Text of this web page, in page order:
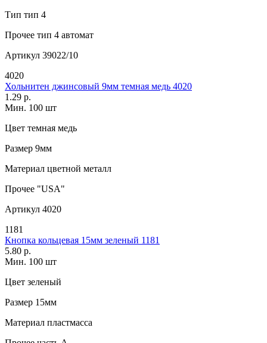
Тип тип 4
Прочее тип 4 автомат
Артикул 39022/10
4020
Хольнитен джинсовый 9мм темная медь 4020
1.29 р.
Мин. 100 шт
Цвет темная медь
Размер 9мм
Материал цветной металл
Прочее "USA"
Артикул 4020
1181
Кнопка кольцевая 15мм зеленый 1181
5.80 р.
Мин. 100 шт
Цвет зеленый
Размер 15мм
Материал пластмасса